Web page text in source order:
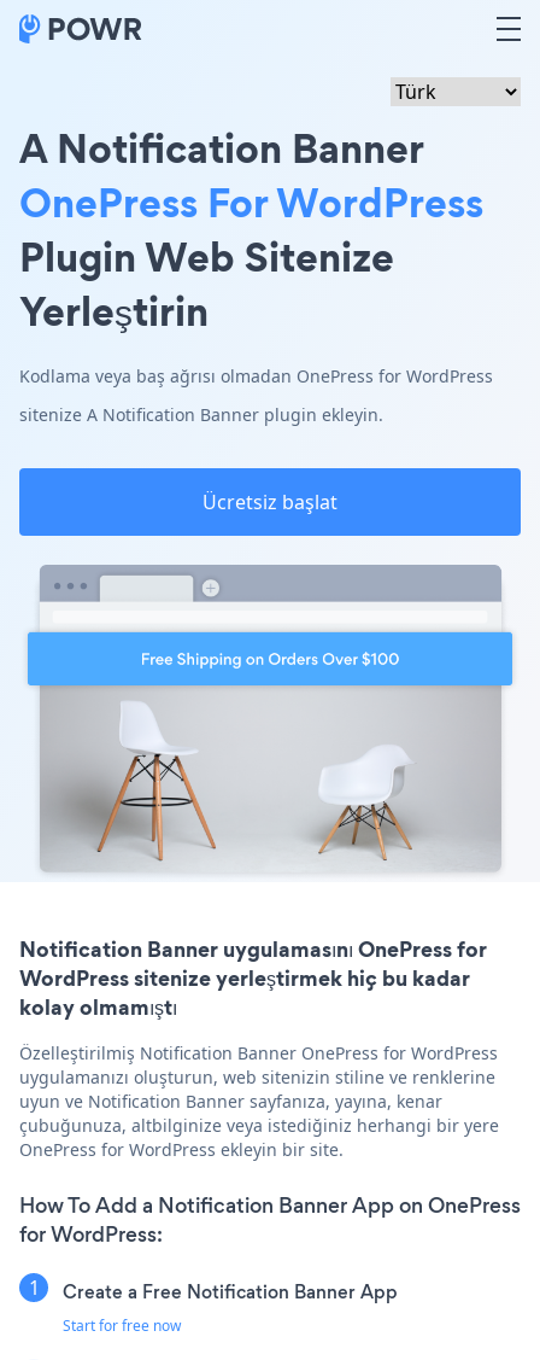
A Notification Banner
OnePress For WordPress
Plugin Web Sitenize
Yerleştirin
Kodlama veya baş ağrısı olmadan OnePress for WordPress
sitenize A Notification Banner plugin ekleyin.
Ücretsiz başlat
Notification Banner uygulamasını OnePress for
WordPress sitenize yerleştirmek hiç bu kadar
kolay olmamıştı
Özelleştirilmiş Notification Banner OnePress for WordPress
uygulamanızı oluşturun, web sitenizin stiline ve renklerine
uyun ve Notification Banner sayfanıza, yayına, kenar
çubuğunuza, altbilginize veya istediğiniz herhangi bir yere
OnePress for WordPress ekleyin bir site.
How To Add a Notification Banner App on OnePress
for WordPress:
Create a Free Notification Banner App
Start for free now